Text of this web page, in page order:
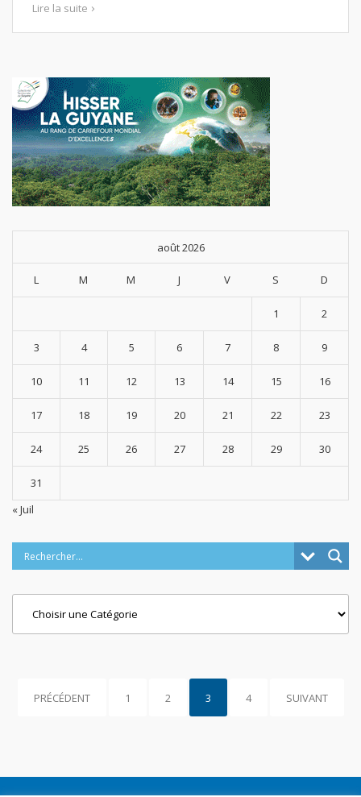
Lire la suite
août 2026
L M M J V S D
1 2
3 4 5 6 7 8 9
10 11 12 13 14 15 16
17 18 19 20 21 22 23
24 25 26 27 28 29 30
31
« Juil
PRÉCÉDENT 1 2 3 4 SUIVANT